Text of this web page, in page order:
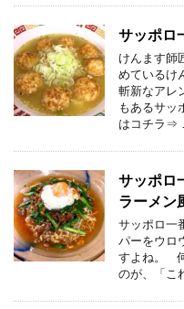
サッポロ
けんます師
めているけ
斬新なアレ
もあるサッ
はコチラ⇒
サッポロ
ラーメ
サッポロ一
パーをウロ
すよね。
のが、「こ